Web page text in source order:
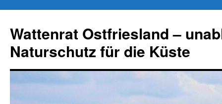
springen
Wattenrat Ostfriesland –
Naturschutz für die Küste